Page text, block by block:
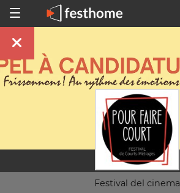
Festival del cinema